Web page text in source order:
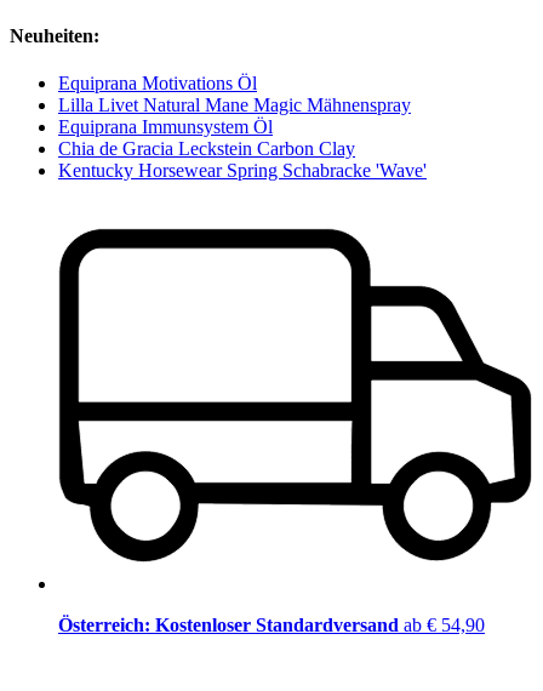
Neuheiten:
Equiprana Motivations Öl
Lilla Livet Natural Mane Magic Mähnenspray
Equiprana Immunsystem Öl
Chia de Gracia Leckstein Carbon Clay
Kentucky Horsewear Spring Schabracke 'Wave'
Österreich: Kostenloser Standardversand ab € 54,90